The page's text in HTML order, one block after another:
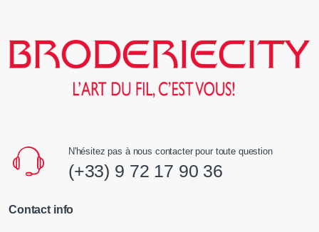
N'hésitez pas à nous contacter pour toute question
(+33) 9 72 17 90 36
Contact info